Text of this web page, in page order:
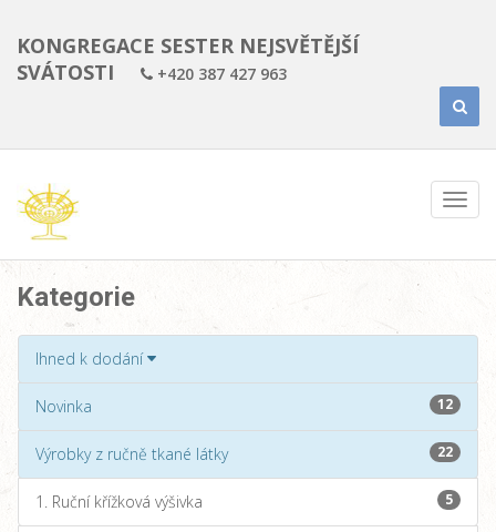
KONGREGACE SESTER NEJSVĚTĚJŠÍ
SVÁTOSTI
+420 387 427 963
Kategorie
Ihned k dodání
Novinka 12
Výrobky z ručně tkané látky 22
1. Ruční křížková výšivka 5